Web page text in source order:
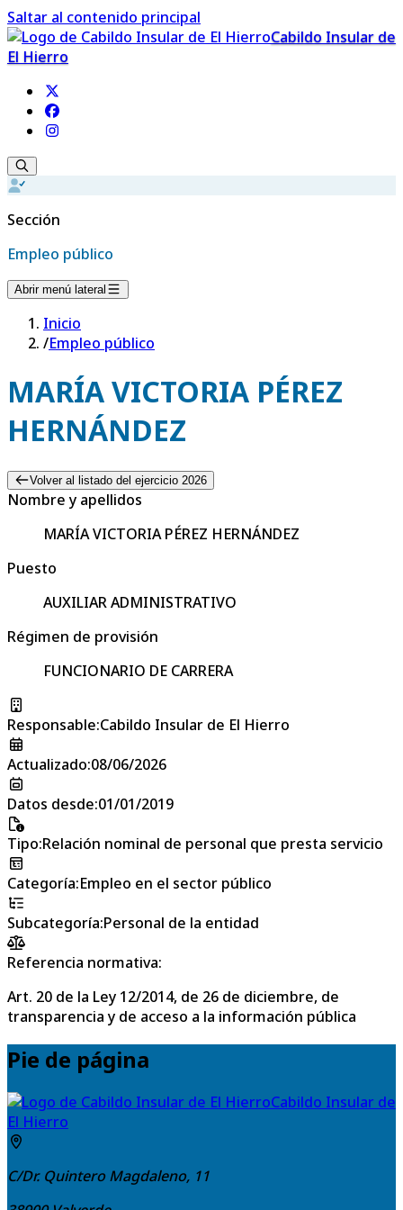
Saltar al contenido principal
Cabildo Insular de
El Hierro
Sección
Empleo público
Abrir menú lateral
Inicio
/Empleo público
MARÍA VICTORIA PÉREZ
HERNÁNDEZ
Volver al listado del ejercicio 2026
Nombre y apellidos
MARÍA VICTORIA PÉREZ HERNÁNDEZ
Puesto
AUXILIAR ADMINISTRATIVO
Régimen de provisión
FUNCIONARIO DE CARRERA
Responsable:Cabildo Insular de El Hierro
Actualizado:08/06/2026
Datos desde:01/01/2019
Tipo:Relación nominal de personal que presta servicio
Categoría:Empleo en el sector público
Subcategoría:Personal de la entidad
Referencia normativa:
Art. 20 de la Ley 12/2014, de 26 de diciembre, de
transparencia y de acceso a la información pública
Pie de página
Cabildo Insular de
El Hierro
C/Dr. Quintero Magdaleno, 11